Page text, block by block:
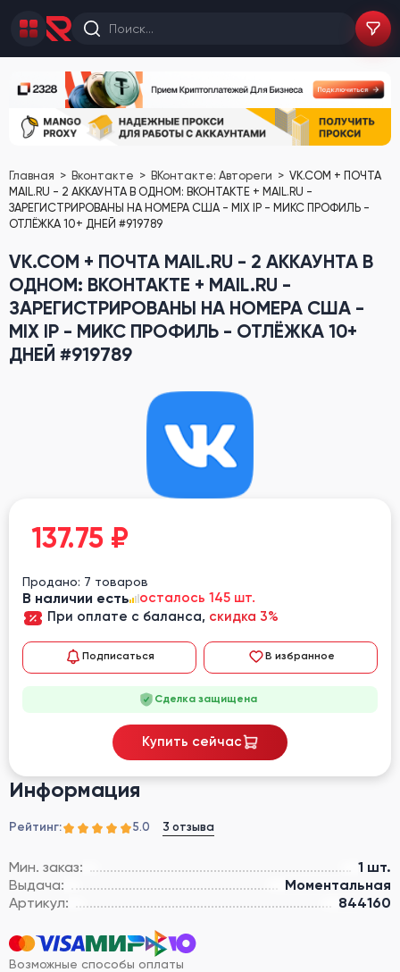
Главная Вконтакте ВКонтакте: Автореги
VK.COM + ПОЧТА
MAIL.RU - 2 АККАУНТА В ОДНОМ: ВКОНТАКТЕ + MAIL.RU -
ЗАРЕГИСТРИРОВАНЫ НА НОМЕРА США - MIX IP - МИКС ПРОФИЛЬ -
ОТЛЁЖКА 10+ ДНЕЙ #919789
VK.COM + ПОЧТА MAIL.RU - 2 АККАУНТА В
ОДНОМ: ВКОНТАКТЕ + MAIL.RU -
ЗАРЕГИСТРИРОВАНЫ НА НОМЕРА США -
MIX IP - МИКС ПРОФИЛЬ - ОТЛЁЖКА 10+
ДНЕЙ #919789
Информация
Рейтинг: 5.0 3 отзыва
Мин. заказ:
1 шт.
Выдача:
Моментальная
Артикул:
844160
Возможные способы оплаты
137.75 ₽
Продано: 7 товаров
В наличии есть
осталось 145 шт.
При оплате с баланса, скидка 3%
Подписаться В избранное
Сделка защищена
Купить сейчас